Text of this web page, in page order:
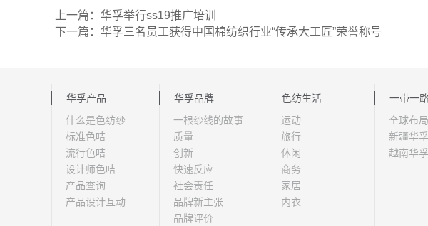
上一篇：华孚举行ss19推广培训
下一篇：华孚三名员工获得中国棉纺织行业“传承大工匠”荣誉称号
华孚产品
什么是色纺纱
标准色咭
流行色咭
设计师色咭
产品查询
产品设计互动
华孚品牌
一根纱线的故事
质量
创新
快速反应
社会责任
品牌新主张
品牌评价
色纺生活
运动
旅行
休闲
商务
家居
内衣
一带一
全球布局
新疆华孚
越南华孚